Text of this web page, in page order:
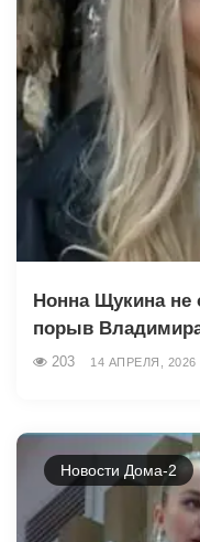
Нонна Щукина не
порыв
203 14 АПРЕЛЯ, 2026
Новости Дома-2